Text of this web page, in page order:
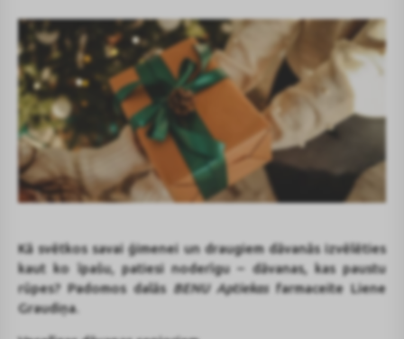
Kā svētkos savai ģimenei un draugiem dāvanās izvēlēties
kaut ko īpašu, patiesi noderīgu – dāvanas, kas paustu
rūpes? Padomos dalās BENU Aptiekas farmaceite Liene
Graudiņa.